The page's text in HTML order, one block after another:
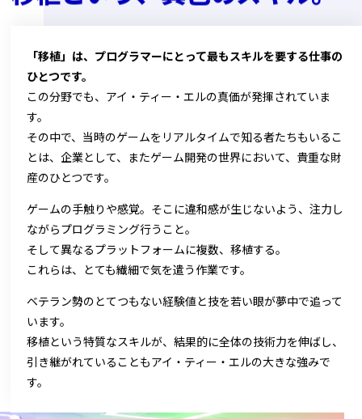
「移植」は、プログラマーにとって最もスキルを要する仕事の
ひとつです。
この分野でも、アイ・ティー・エルの真価が発揮されていま
す。
その中で、当時のゲームをリアルタイムで知る者たちもいるこ
とは、企業として、またゲーム開発の世界において、貴重な財
産のひとつです。
ゲームの手触りや感覚。そこに違和感が生じないよう、注力し
ながらプログラミング行うこと。
そして異なるプラットフォームに複数、移植する。
これらは、とても繊細で気を遣う作業です。
ベテラン勢のとてつもない経験値と技を若い眼が夢中で追って
います。
移植という特質なスキルが、結果的に全体の技術力を伸ばし、
引き継がれていることもアイ・ティー・エルの大きな強みで
す。